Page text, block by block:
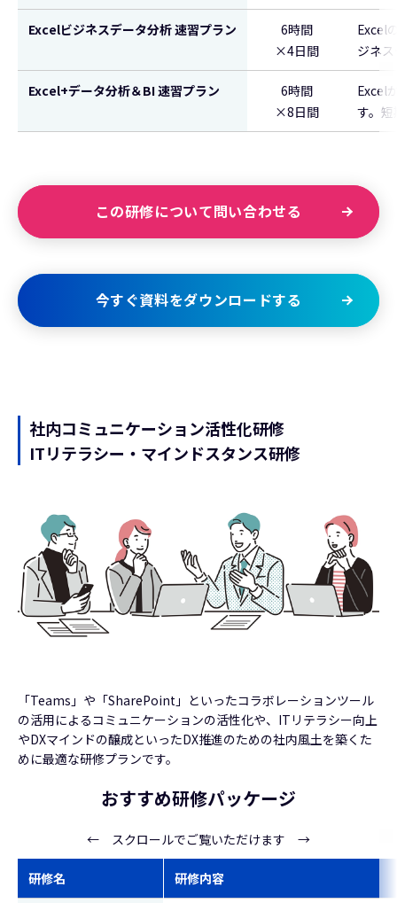
Excelビジネスデータ分析 速習プラン
6時間
×4日間
Excel
ジネ
Excel+データ分析＆BI 速習プラン
6時間
×8日間
Excel
す。
この研修について問い合わせる
今すぐ資料をダウンロードする
社内コミュニケーション活性化研修
ITリテラシー・マインドスタンス研修
「Teams」や「SharePoint」といったコラボレーションツール
の活用によるコミュニケーションの活性化や、ITリテラシー向上
やDXマインドの醸成といったDX推進のための社内風土を築くた
めに最適な研修プランです。
おすすめ研修パッケージ
← スクロールでご覧いただけます →
研修名 研修内容